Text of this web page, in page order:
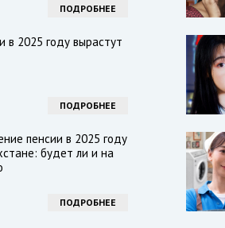
ПОДРОБНЕЕ
в 2025 году вырастут
ПОДРОБНЕЕ
пенсии в 2025 году
будет ли и на
ПОДРОБНЕЕ